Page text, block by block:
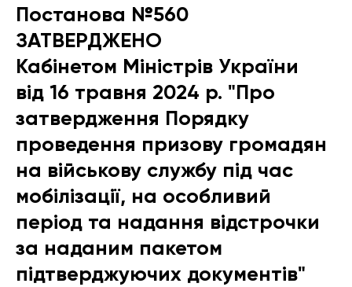
Постанова №560
ЗАТВЕРДЖЕНО
Кабінетом Міністрів України
від 16 травня 2024 р. "Про
затвердження Порядку
проведення призову громадян
на військову службу під час
мобілізації, на особливий
період та надання відстрочки
за наданим пакетом
підтверджуючих документів"